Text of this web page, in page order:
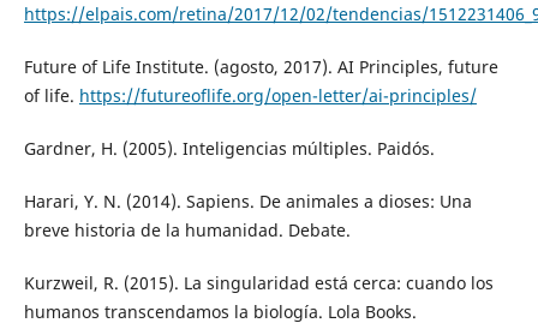
https://elpais.com/retina/2017/12/02/tendencias/
Future of Life Institute. (agosto, 2017). AI Principles, future
of life. https://futureoflife.org/open-letter/ai-principles/
Gardner, H. (2005). Inteligencias múltiples. Paidós.
Harari, Y. N. (2014). Sapiens. De animales a dioses: Una
breve historia de la humanidad. Debate.
Kurzweil, R. (2015). La singularidad está cerca: cuando los
humanos transcendamos la biología. Lola Books.